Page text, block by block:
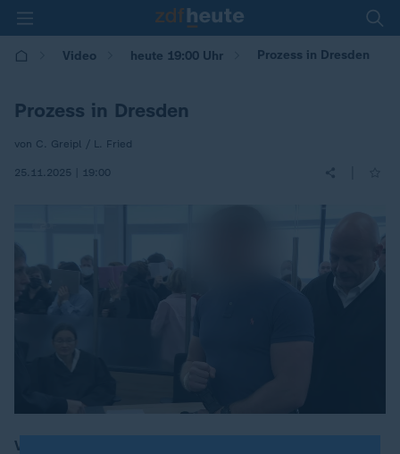
Video heute 19:00 Uhr Prozess in Dresden
Prozess in Dresden
von C. Greipl / L. Fried
25.11.2025 | 19:00
Vor dem Oberlandesgericht Dresden hat der Prozess